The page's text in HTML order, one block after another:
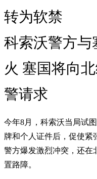
转为软禁
科索沃警方与
火 塞国将向
警请求
今年8月，科索沃当局试
牌和个人证件后，促使紧
警方爆发激烈冲突，还在
置路障。